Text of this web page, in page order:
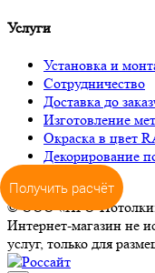
Услуги
Установка и
Сотрудничество
Доставка до
Изготовление
Окраска в цвет
Декорирование
© ООО «ПРО-Потолки»
Интернет-магазин не
услуг, только для
Получить расчёт